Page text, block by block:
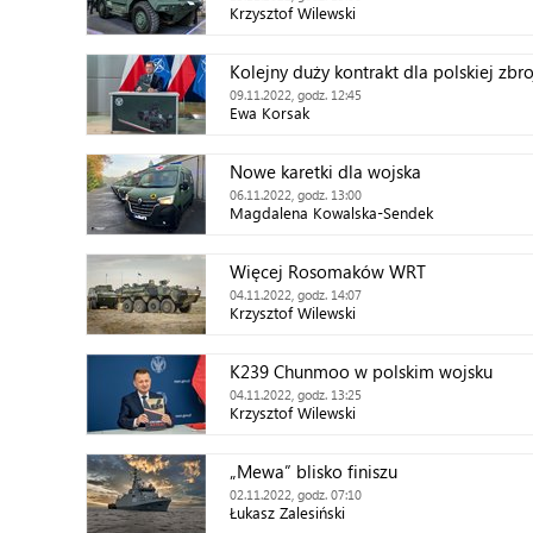
Krzysztof Wilewski
Kolejny duży kontrakt dla polskiej
09.11.2022, godz. 12:45
Ewa Korsak
Nowe karetki dla wojska
06.11.2022, godz. 13:00
Magdalena Kowalska-Sendek
Więcej Rosomaków WRT
04.11.2022, godz. 14:07
Krzysztof Wilewski
K239 Chunmoo w polskim wojsku
04.11.2022, godz. 13:25
Krzysztof Wilewski
„Mewa” blisko finiszu
02.11.2022, godz. 07:10
Łukasz Zalesiński